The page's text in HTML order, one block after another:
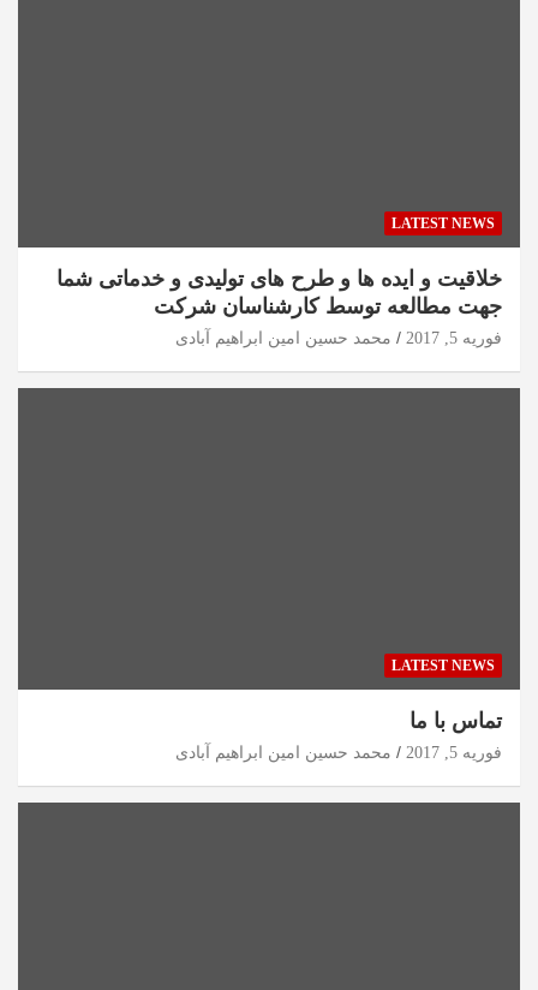
LATEST NEWS
خلاقیت و ایده ها و طرح های تولیدی و خدماتی شما
جهت مطالعه توسط کارشناسان شرکت
فوریه 5, 2017 محمد حسین امین ابراهیم آبادی
LATEST NEWS
تماس با ما
فوریه 5, 2017 محمد حسین امین ابراهیم آبادی